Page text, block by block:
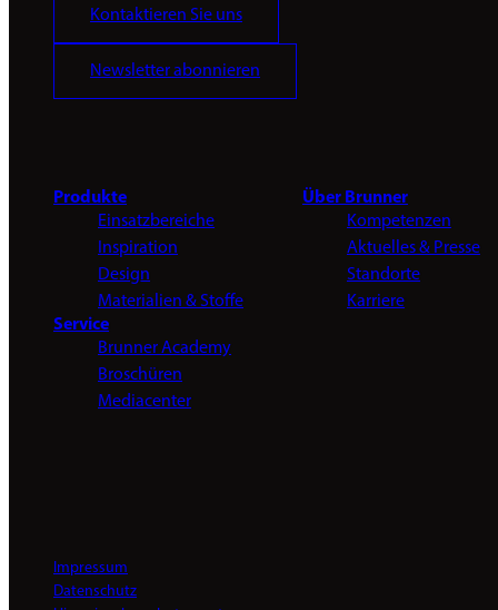
Kontaktieren Sie uns
Newsletter abonnieren
Produkte
Einsatzbereiche
Inspiration
Design
Materialien & Stoffe
Über Brunner
Kompetenzen
Aktuelles & Presse
Standorte
Karriere
Service
Brunner Academy
Broschüren
Mediacenter
Impressum
Datenschutz